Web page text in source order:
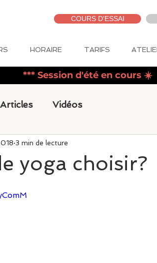
COURS D'ESSAI
HORAIRE TARIFS
*** Session d'été en cours ☀️
Articles Vidéos
yoga choisir?
3 min de lecture